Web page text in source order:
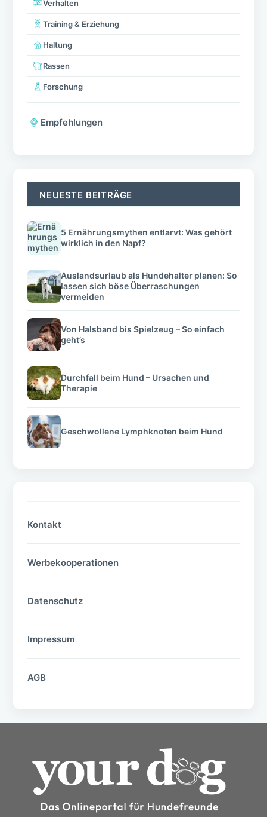
Verhalten
Training & Erziehung
Haltung
Rassen
Forschung
Empfehlungen
NEUESTE BEITRÄGE
5 Ernährungsmythen entlarvt: Was gehört
wirklich in den Napf?
Auslandsurlaub als Hundehalter planen: So
lassen sich böse Überraschungen
vermeiden
Von Halsband bis Spielzeug – So einfach
geht’s
Durchfall beim Hund – Ursachen und
Therapie
Geschwollene Lymphknoten beim Hund
Kontakt
Werbekooperationen
Datenschutz
Impressum
AGB